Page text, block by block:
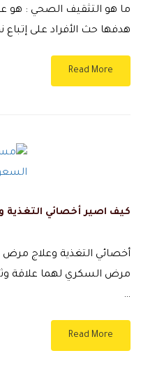
ما هو التثقيف الصحي : هو
هدفها حث الأفراد على
Read More
كيف اصير أخصائي
أخصائي التغذية وعلاج
مرض السكري لهما علاقة
…
Read More